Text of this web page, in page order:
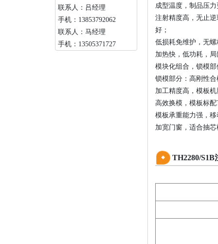
联系人：吕经理
手机：13853792062
联系人：马经理
手机：13505371727
成型温度，制品压
注射精度高，无止
好；
低损耗免维护，无
加热快，低功耗，
模块化组合，锁模
锁模部分：高刚性
加工精度高，模板
高效换模，模板标配
模板承重能力强，
加宽门窗，适合抽
TH2280/S1B